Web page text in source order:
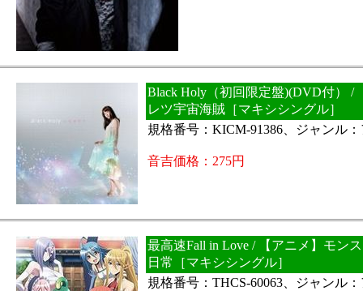
Black Holy（初回限定盤)(DVD付） /
レツ宇宙海賊［マキシシングル］
規格番号：KICM-91386、ジャンル
音吉価格：275円
最高速Fall in Love / 【アニメ】モン
日常［マキシシングル］
規格番号：THCS-60063、ジャンル